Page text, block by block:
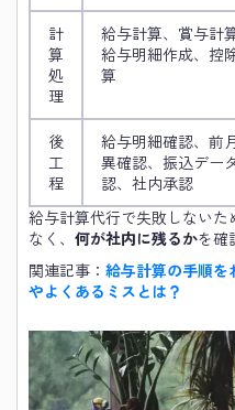
計
算
処
理
給与計算、賞与計算
給与明細作成、控
算
後
工
程
給与明細確認、前
異確認、振込デー
認、社内承認
給与計算代行で失敗しないた
なく、 何が社内に残るかを確
関連記事： 給与計算の手順を
やよくあるミスとは？